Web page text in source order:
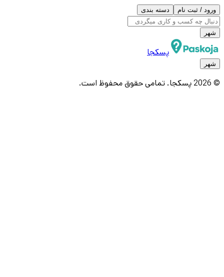
ورود / ثبت نام دسته بندی
شهر
پسکجا
شهر
© 2026 پسکجا. تمامی حقوق محفوظ است.